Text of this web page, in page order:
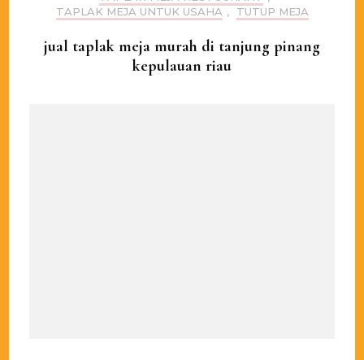
TAPLAK MEJA UNTUK USAHA , TUTUP MEJA
jual taplak meja murah di tanjung pinang
kepulauan riau